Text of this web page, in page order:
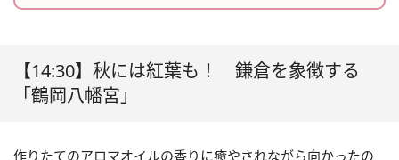
【14:30】秋には紅葉も！ 鎌倉を象徴する
「鶴岡八幡宮」
作りたてのアロマオイルの香りに癒やされながら向かったの